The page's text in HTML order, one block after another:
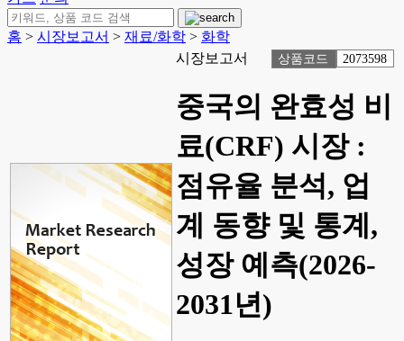
홈 > 시장보고서 > 재료/화학 > 화학
시장보고서
상품코드 2073598
중국의 완효성 비
료(CRF) 시장 :
점유율 분석, 업
계 동향 및 통계,
성장 예측(2026-
2031년)